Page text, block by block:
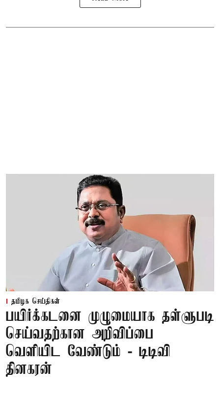
தமிழக செய்திகள்
பயிர்க்கடனை முழுமையாக தள்ளுபடி
செய்வதற்கான அறிவிப்பை
வெளியிட வேண்டும் - டிடிவி
தினகரன்